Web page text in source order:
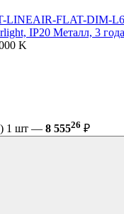
LINEAIR-FLAT-DIM-
IP20 Металл, 3
K
1 шт — 8 55526 ₽